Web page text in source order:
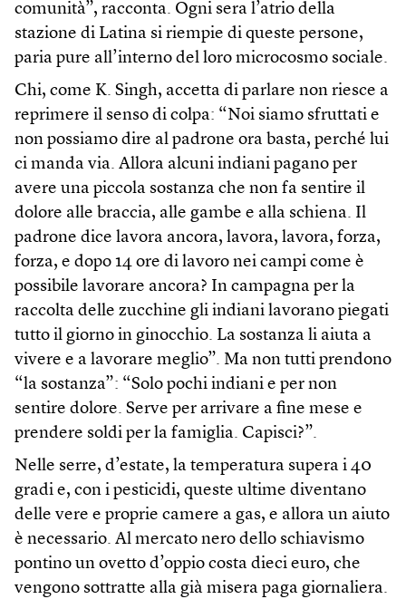
comunità”, racconta. Ogni sera l’atrio della
stazione di Latina si riempie di queste persone,
paria pure all’interno del loro microcosmo sociale.
Chi, come K. Singh, accetta di parlare non riesce a
reprimere il senso di colpa: “Noi siamo sfruttati e
non possiamo dire al padrone ora basta, perché lui
ci manda via. Allora alcuni indiani pagano per
avere una piccola sostanza che non fa sentire il
dolore alle braccia, alle gambe e alla schiena. Il
padrone dice lavora ancora, lavora, lavora, forza,
forza, e dopo 14 ore di lavoro nei campi come è
possibile lavorare ancora? In campagna per la
raccolta delle zucchine gli indiani lavorano piegati
tutto il giorno in ginocchio. La sostanza li aiuta a
vivere e a lavorare meglio”. Ma non tutti prendono
“la sostanza”: “Solo pochi indiani e per non
sentire dolore. Serve per arrivare a fine mese e
prendere soldi per la famiglia. Capisci?”.
Nelle serre, d’estate, la temperatura supera i 40
gradi e, con i pesticidi, queste ultime diventano
delle vere e proprie camere a gas, e allora un aiuto
è necessario. Al mercato nero dello schiavismo
pontino un ovetto d’oppio costa dieci euro, che
vengono sottratte alla già misera paga giornaliera.